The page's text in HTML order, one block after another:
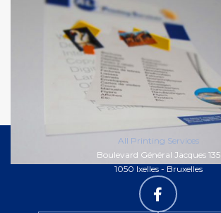
All Printing Services
Boulevard Général Jacques 135
1050 Ixelles - Bruxelles